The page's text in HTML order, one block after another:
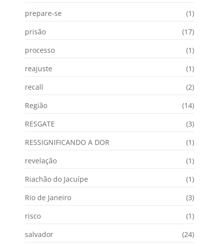
prepare-se
(1)
prisão
(17)
processo
(1)
reajuste
(1)
recall
(2)
Região
(14)
RESGATE
(3)
RESSIGNIFICANDO A DOR
(1)
revelação
(1)
Riachão do Jacuípe
(1)
Rio de Janeiro
(3)
risco
(1)
salvador
(24)